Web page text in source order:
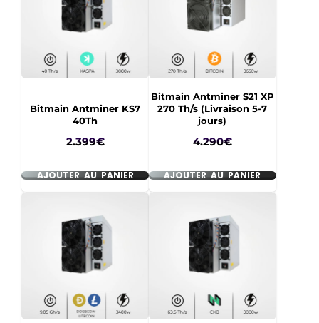
Bitmain Antminer KS7
40Th
Prix
2.399€
AJOUTER AU PANIER
Bitmain Antminer S21 XP
270 Th/s (Livraison 5-7
jours)
Prix
4.290€
AJOUTER AU PANIER